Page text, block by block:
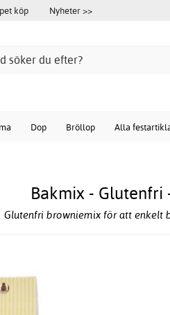
köp Nyheter >>
Dop Bröllop Alla
Bakmix - Glutenfri
Glutenfri browniemix för att enkelt